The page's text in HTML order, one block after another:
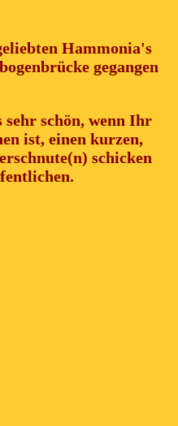
Hammonia's
gegangen
schön, wenn Ihr
ist, einen kurzen,
schicken